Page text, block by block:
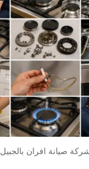
صيانة افران بالجبيل